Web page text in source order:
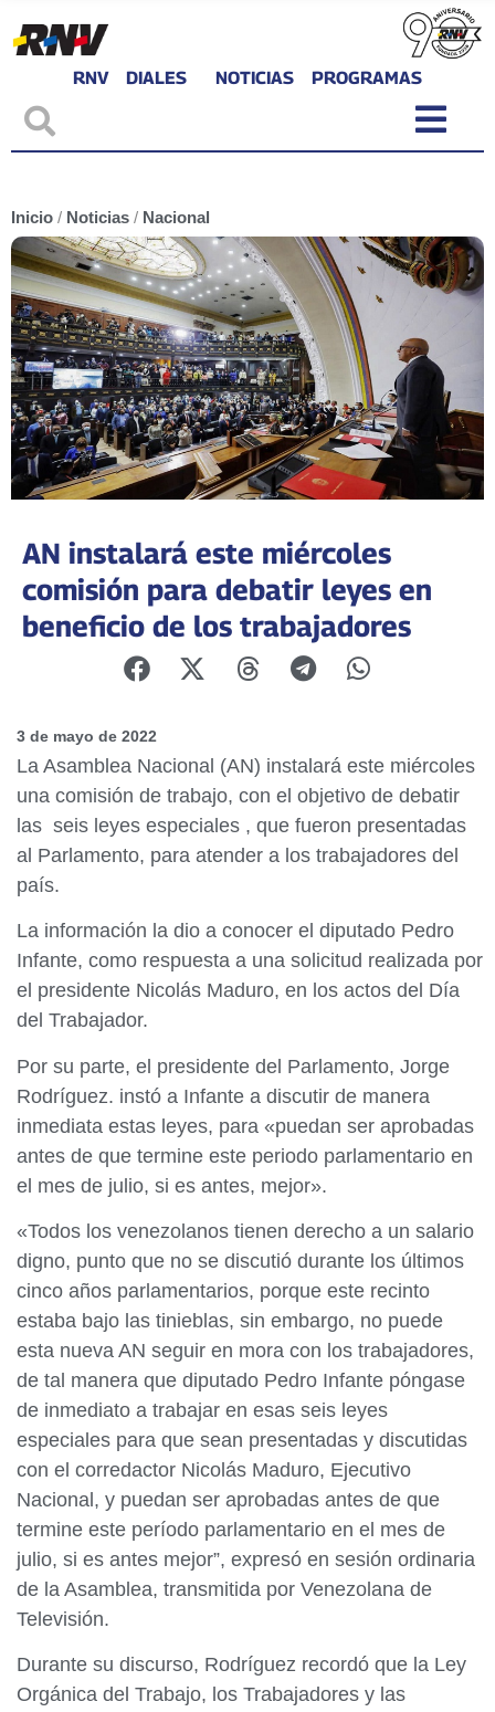
RNV DIALES NOTICIAS PROGRAMAS
Inicio / Noticias / Nacional
AN instalará este miércoles
comisión para debatir leyes en
beneficio de los trabajadores
3 de mayo de 2022
La Asamblea Nacional (AN) instalará este miércoles
una comisión de trabajo, con el objetivo de debatir
las seis leyes especiales , que fueron presentadas
al Parlamento, para atender a los trabajadores del
país.
La información la dio a conocer el diputado Pedro
Infante, como respuesta a una solicitud realizada por
el presidente Nicolás Maduro, en los actos del Día
del Trabajador.
Por su parte, el presidente del Parlamento, Jorge
Rodríguez. instó a Infante a discutir de manera
inmediata estas leyes, para «puedan ser aprobadas
antes de que termine este periodo parlamentario en
el mes de julio, si es antes, mejor».
«Todos los venezolanos tienen derecho a un salario
digno, punto que no se discutió durante los últimos
cinco años parlamentarios, porque este recinto
estaba bajo las tinieblas, sin embargo, no puede
esta nueva AN seguir en mora con los trabajadores,
de tal manera que diputado Pedro Infante póngase
de inmediato a trabajar en esas seis leyes
especiales para que sean presentadas y discutidas
con el corredactor Nicolás Maduro, Ejecutivo
Nacional, y puedan ser aprobadas antes de que
termine este período parlamentario en el mes de
julio, si es antes mejor”, expresó en sesión ordinaria
de la Asamblea, transmitida por Venezolana de
Televisión.
Durante su discurso, Rodríguez recordó que la Ley
Orgánica del Trabajo, los Trabajadores y las